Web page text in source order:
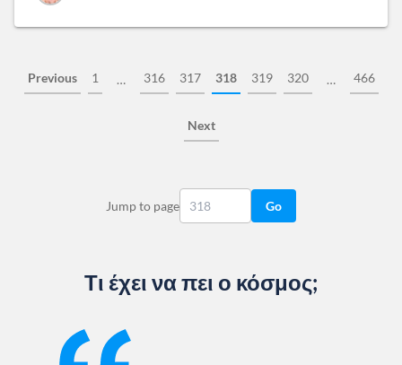
Previous 1 … 316 317 318 319 320 … 466
Next
Jump to page Go
Τι έχει να πει ο κόσμος;